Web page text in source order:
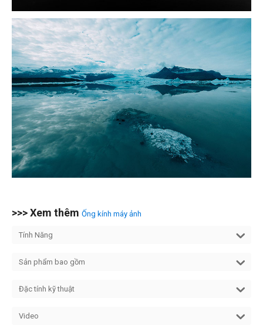
>>> Xem thêm Ống kính máy ảnh
Tính Năng
Sản phẩm bao gồm
Đặc tính kỹ thuật
Video